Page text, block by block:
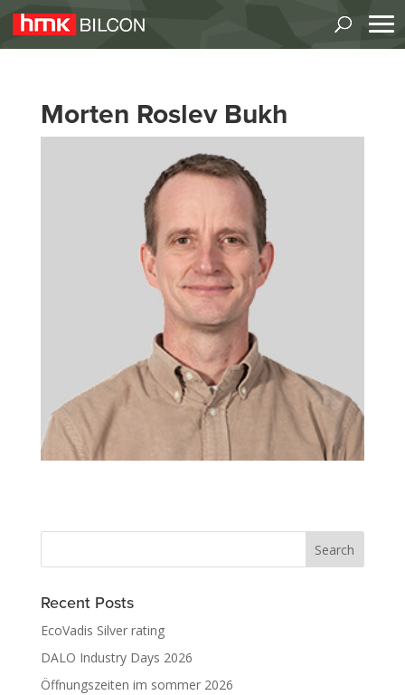
Morten Roslev Bukh
Recent Posts
EcoVadis Silver rating
DALO Industry Days 2026
Öffnungszeiten im sommer 2026